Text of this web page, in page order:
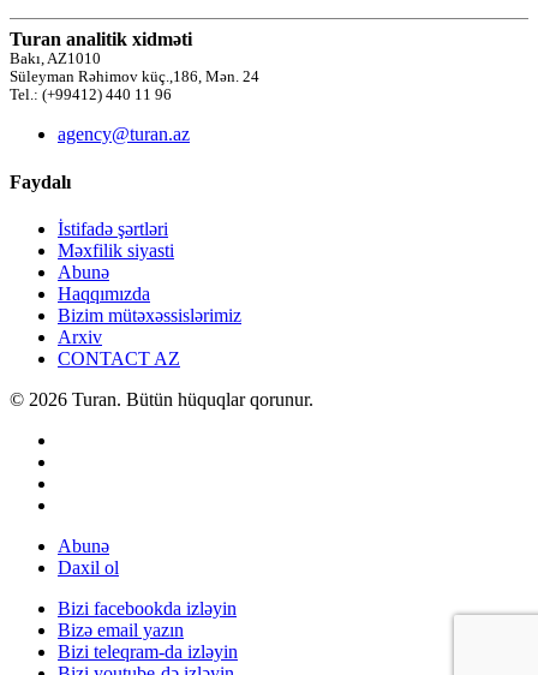
Turan analitik xidməti
Bakı, AZ1010
Süleyman Rəhimov küç.,186, Mən. 24
Tel.: (+99412) 440 11 96
agency@turan.az
Faydalı
İstifadə şərtləri
Məxfilik siyasti
Abunə
Haqqımızda
Bizim mütəxəssislərimiz
Arxiv
CONTACT AZ
© 2026 Turan. Bütün hüquqlar qorunur.
Abunə
Daxil ol
Bizi facebookda izləyin
Bizə email yazın
Bizi teleqram-da izləyin